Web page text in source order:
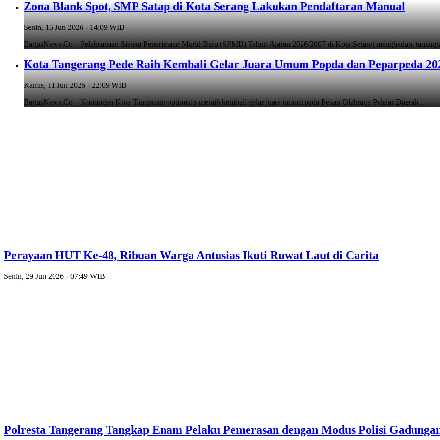
Zona Blank Spot, SMP Satap di Kota Serang Lakukan Pendaftaran Manual
Senin, 15 Jun 2026 - 14:09 WIB
BagusNews.Co – Pelaksanaan Sistem Penerimaan Murid Baru (SPMB) Tahun Ajaran 2026/2007 di Kota Serang menghadapi
Kota Tangerang Pede Raih Kembali Gelar Juara Umum Popda dan Peparpeda
Kamis, 11 Jun 2026 - 22:09 WIB
BagusNews.Co – Kontingen Kota Tangerang optimistis meraih kembali gelar juara umum pada Pekan Olahraga Pelajar Daerah…
Perayaan HUT Ke-48, Ribuan Warga Antusias Ikuti Ruwat Laut di Carita
Senin, 29 Jun 2026 - 07:49 WIB
Polresta Tangerang Tangkap Enam Pelaku Pemerasan dengan Modus Polisi